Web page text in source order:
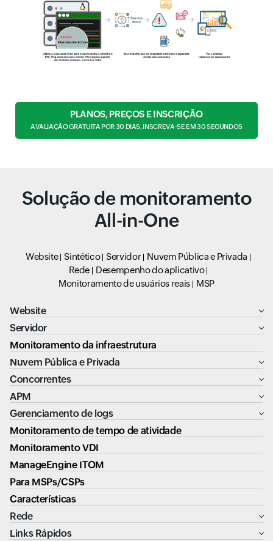
PLANOS, PREÇOS E INSCRIÇÃO
AVALIAÇÃO GRATUITA POR 30 DIAS, INSCREVA-SE EM 30 SEGUNDOS
Solução de monitoramento
All-in-One
Website Sintético Servidor
Nuvem Pública e Privada
Rede
Desempenho do aplicativo
Monitoramento de usuários reais
MSP
Website
Servidor
Monitoramento da infraestrutura
Nuvem Pública e Privada
Concorrentes
APM
Gerenciamento de logs
Monitoramento de tempo de atividade
Monitoramento VDI
ManageEngine ITOM
Para MSPs/CSPs
Características
Rede
Links Rápidos